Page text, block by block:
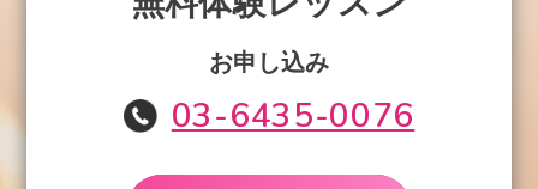
お申し込み
03-6435-0076